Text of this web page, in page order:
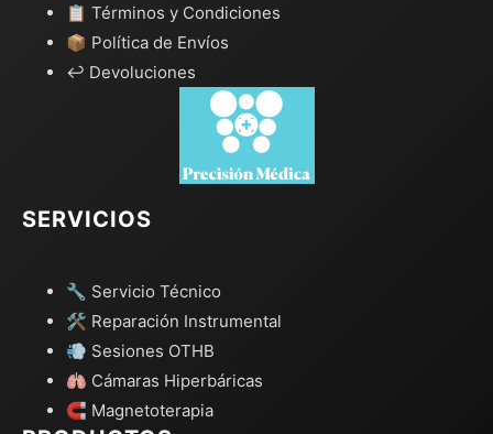
📋 Términos y Condiciones
📦 Política de Envíos
↩️ Devoluciones
SERVICIOS
🔧 Servicio Técnico
🛠️ Reparación Instrumental
💨 Sesiones OTHB
🫁 Cámaras Hiperbáricas
🧲 Magnetoterapia